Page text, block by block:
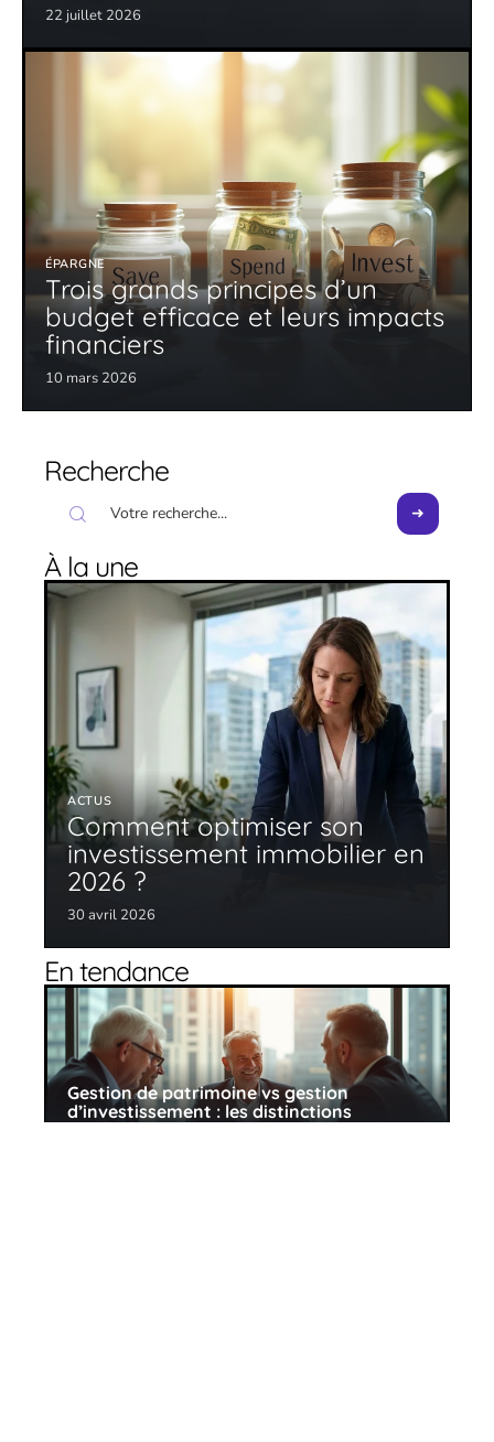
22 juillet 2026
ÉPARGNE
Trois grands principes d’un
budget efficace et leurs impacts
financiers
10 mars 2026
Recherche
À la une
ACTUS
Comment optimiser son
investissement immobilier en
2026 ?
30 avril 2026
En tendance
Gestion de patrimoine vs gestion
d’investissement : les distinctions
essentielles